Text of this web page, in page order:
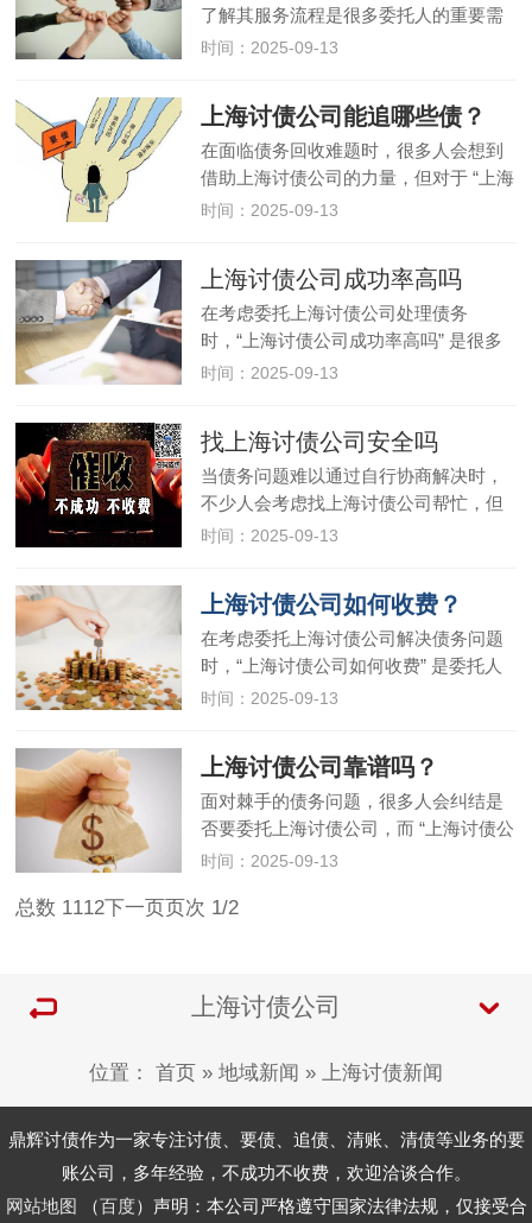
了解其服务流程是很多委托人的重要需
求。正规的上海讨债公司会有一套规
面就为大家详细拆解上海讨债公司的
典…
时间：2025-09-13
上海讨债公司能追哪些债？
在面临债务回收难题时，很多人会想到
借助上海讨债公司的力量，但对于 “上海
讨债公司能追哪些债” 却并不清楚。事实
债务的合法性、证据完整性等…
时间：2025-09-13
上海讨债公司成功率高吗
在考虑委托上海讨债公司处理债务
时，“上海讨债公司成功率高吗” 是很多
人关心的核心问题。事实上，上海讨债
的成功率差异可能较大。下面就从影…
时间：2025-09-13
找上海讨债公司安全吗
当债务问题难以通过自行协商解决时，
不少人会考虑找上海讨债公司帮忙，但
“找上海讨债公司安全吗” 始终是绕不开
利解决问题，也可能因不慎选择…
时间：2025-09-13
上海讨债公司如何收费？
在考虑委托上海讨债公司解决债务问题
时，“上海讨债公司如何收费” 是委托人
必然会关注的重点问题。不同的上海讨
算，还能辅助判断公司是否正规…
时间：2025-09-13
上海讨债公司靠谱吗？
面对棘手的债务问题，很多人会纠结是
否要委托上海讨债公司，而 “上海讨债公
司靠谱吗” 成为大家首要的疑问。事实
齐，既有规范运营的专业机构，也有浑
时间：2025-09-13
总数 1112下一页页次 1/2
上海讨债公司
位置： 首页 » 地域新闻 » 上海讨债新闻
鼎辉讨债作为一家专注讨债、要债、追债、清账、清债等业务的要
账公司，多年经验，不成功不收费，欢迎洽谈合作。
网站地图 （百度）声明：本公司严格遵守国家法律法规，仅接受合